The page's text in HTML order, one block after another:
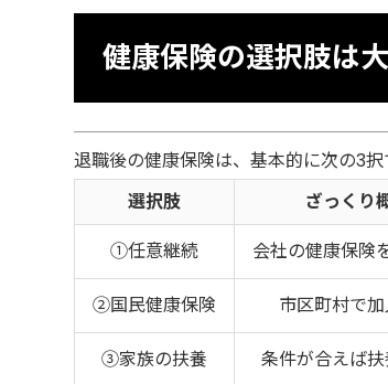
健康保険の選択肢は
退職後の健康保険は、基本的に次の3択
選択肢
ざっくり
①任意継続
会社の健康保険
②国民健康保険 市区町村で
③家族の扶養 条件が合えば